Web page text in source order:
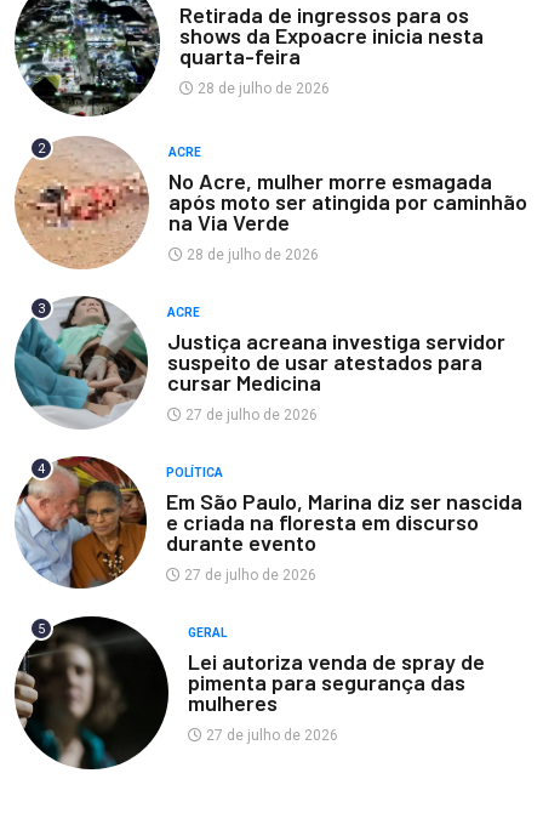
Retirada de ingressos para os
shows da Expoacre inicia nesta
quarta-feira
28 de julho de 2026
2 ACRE
No Acre, mulher morre esmagada
após moto ser atingida por caminhão
na Via Verde
28 de julho de 2026
3 ACRE
Justiça acreana investiga servidor
suspeito de usar atestados para
cursar Medicina
27 de julho de 2026
4 POLÍTICA
Em São Paulo, Marina diz ser nascida
e criada na floresta em discurso
durante evento
27 de julho de 2026
5 GERAL
Lei autoriza venda de spray de
pimenta para segurança das
mulheres
27 de julho de 2026